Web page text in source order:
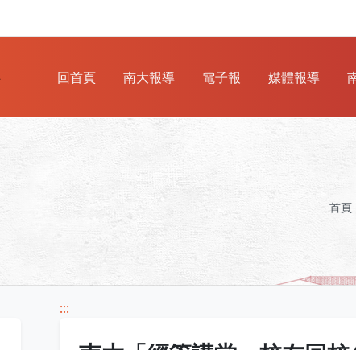
回首頁 南大報導 電子報 媒體報導
首頁
:::